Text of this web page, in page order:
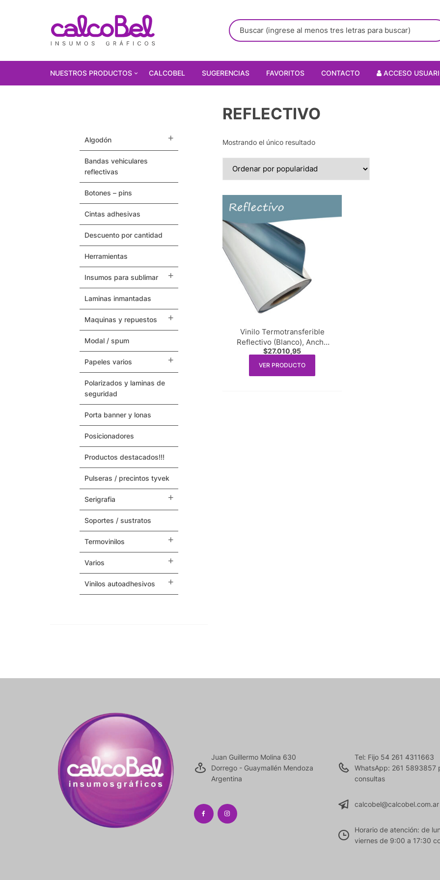
NUESTROS PRODUCTOS
Pulseras / Precintos Tyvek
Herramientas
Termovinilos
Botones – Pins
Cintas Adhesivas
Papeles Varios
Insumos para Sublimar
Laminas Inmantadas
Soporte / Sustratos
Serigrafia
Maquinas y Repuestos
CALCOBEL SUGERENCIAS FAVORITOS CONTACTO ACCESO
REFLECTIVO
Mostrando el único resultado
Vinilo Termotransferible
Reflectivo (Blanco), Ancho
50 cm. x 1m. lineal
$27.010,95
VER PRODUCTO
algodón
bandas vehiculares
reflectivas
botones – pins
cintas adhesivas
descuento por cantidad
herramientas
insumos para sublimar
laminas inmantadas
maquinas y repuestos
modal / spum
papeles varios
polarizados y laminas de
seguridad
porta banner y lonas
posicionadores
productos destacados!!!
pulseras / precintos tyvek
serigrafia
soportes / sustratos
termovinilos
varios
vinilos autoadhesivos
Juan Guillermo Molina 630
Dorrego - Guaymallén Mendoza
Argentina
Tel: Fijo 54 261 4311663
WhatsApp: 261 5893857
consultas
calcobel@calcobel.com.ar
Horario de atención: de
viernes de 9:00 a 17:30